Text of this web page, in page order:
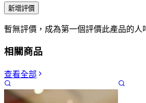
新增評價
暫無評價，成為第一個評價此產品的人
相關商品
查看全部